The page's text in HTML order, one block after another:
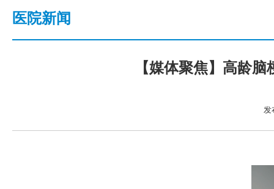
医院新闻
【媒体聚焦】高龄
发